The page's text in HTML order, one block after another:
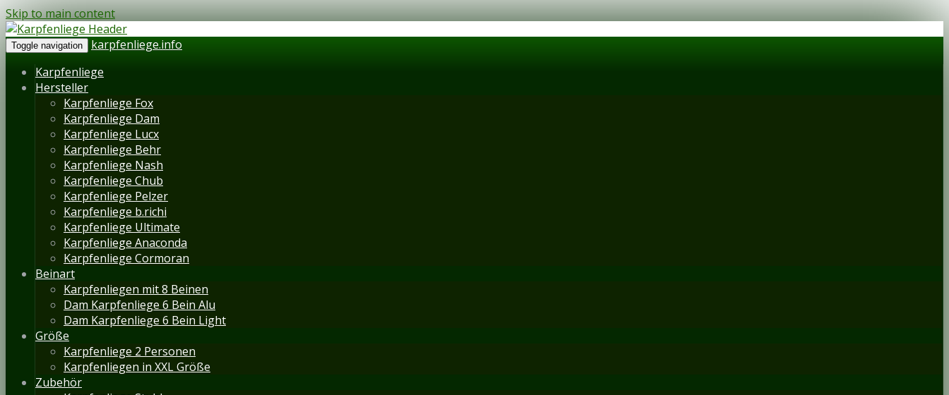
Skip to main content
Toggle navigation
karpfenliege.info
Karpfenliege
Hersteller
Karpfenliege Fox
Karpfenliege Dam
Karpfenliege Lucx
Karpfenliege Behr
Karpfenliege Nash
Karpfenliege Chub
Karpfenliege Pelzer
Karpfenliege b.richi
Karpfenliege Ultimate
Karpfenliege Anaconda
Karpfenliege Cormoran
Beinart
Karpfenliegen mit 8 Beinen
Dam Karpfenliege 6 Bein Alu
Dam Karpfenliege 6 Bein Light
Größe
Karpfenliege 2 Personen
Karpfenliegen in XXL Größe
Zubehör